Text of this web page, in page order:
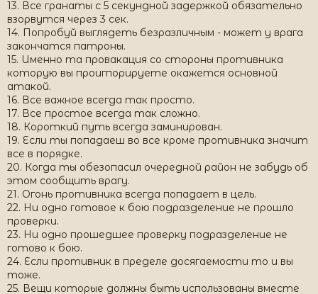
13. Все гранаты с 5 секундной задержкой обязательно
взорвутся через 3 сек.
14. Попробуй выглядеть безразличным - может у врага
закончатся патроны.
15. Именно та провакация со стороны противника
которую вы проигпорируете окажется основной
атакой.
16. Все важное всегда так просто.
17. Все простое всегда так сложно.
18. Короткий путь всегда заминирован.
19. Если ты попадаеш во все кроме противника значит
все в порядке.
20. Когда ты обезопасил очередной район не забудь об
этом сообщить врагу.
21. Огонь противника всегда попадает в цель.
22. Ни одно готовое к бою подразделение не прошло
проверки.
23. Ни одно прошедшее проверку подразделение не
готово к бою.
24. Если противник в пределе досягаемости то и вы
тоже.
25. Вещи которые должны быть использованы вместе